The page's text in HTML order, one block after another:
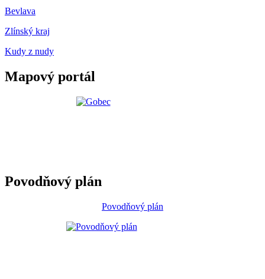
Bevlava
Zlínský kraj
Kudy z nudy
Mapový portál
Povodňový plán
Povodňový plán